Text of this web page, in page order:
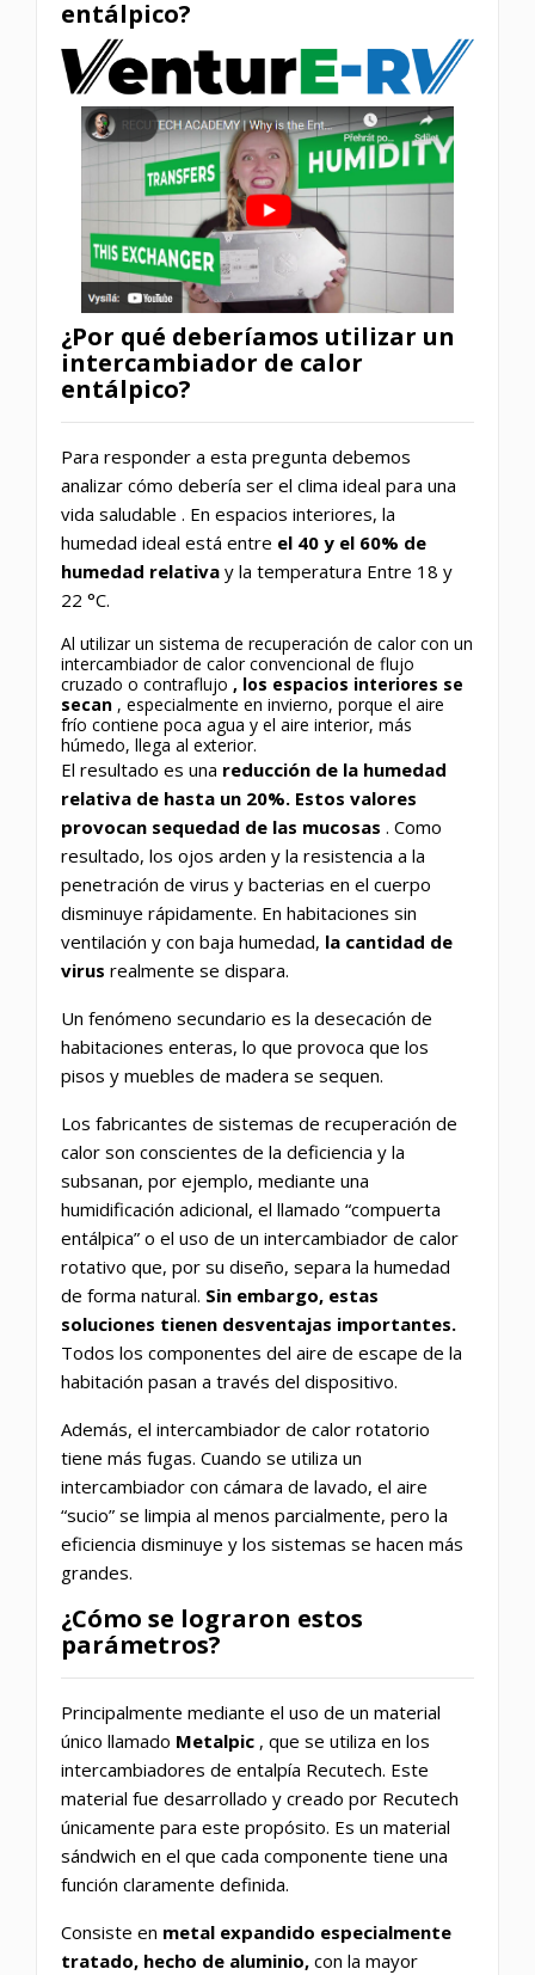
entálpico?
¿Por qué deberíamos utilizar un
intercambiador de calor
entálpico?
Para responder a esta pregunta debemos
analizar cómo debería ser el clima ideal para una
vida saludable . En espacios interiores, la
humedad ideal está entre el 40 y el 60% de
humedad relativa y la temperatura Entre 18 y
22 °C.
Al utilizar un sistema de recuperación de calor con un
intercambiador de calor convencional de flujo
cruzado o contraflujo , los espacios interiores se
secan , especialmente en invierno, porque el aire
frío contiene poca agua y el aire interior, más
húmedo, llega al exterior.
El resultado es una reducción de la humedad
relativa de hasta un 20%. Estos valores
provocan sequedad de las mucosas . Como
resultado, los ojos arden y la resistencia a la
penetración de virus y bacterias en el cuerpo
disminuye rápidamente. En habitaciones sin
ventilación y con baja humedad, la cantidad de
virus realmente se dispara.
Un fenómeno secundario es la desecación de
habitaciones enteras, lo que provoca que los
pisos y muebles de madera se sequen.
Los fabricantes de sistemas de recuperación de
calor son conscientes de la deficiencia y la
subsanan, por ejemplo, mediante una
humidificación adicional, el llamado “compuerta
entálpica” o el uso de un intercambiador de calor
rotativo que, por su diseño, separa la humedad
de forma natural. Sin embargo, estas
soluciones tienen desventajas importantes.
Todos los componentes del aire de escape de la
habitación pasan a través del dispositivo.
Además, el intercambiador de calor rotatorio
tiene más fugas. Cuando se utiliza un
intercambiador con cámara de lavado, el aire
“sucio” se limpia al menos parcialmente, pero la
eficiencia disminuye y los sistemas se hacen más
grandes.
¿Cómo se lograron estos
parámetros?
Principalmente mediante el uso de un material
único llamado Metalpic , que se utiliza en los
intercambiadores de entalpía Recutech. Este
material fue desarrollado y creado por Recutech
únicamente para este propósito. Es un material
sándwich en el que cada componente tiene una
función claramente definida.
Consiste en metal expandido especialmente
tratado, hecho de aluminio, con la mayor